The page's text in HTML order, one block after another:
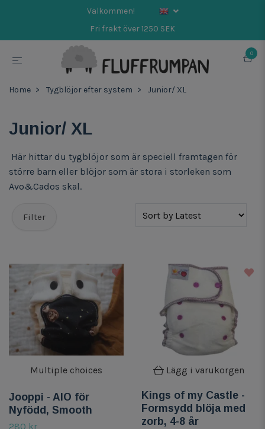
Välkommen!
Fri frakt över 1250 SEK
0
Home Tygblöjor efter system Junior/ XL
Junior/ XL
Här hittar du tygblöjor som är speciell framtagen för
större barn eller blöjor som är stora i storleken som
Avo&Cados skal.
Filter
Multiple choices
Jooppi - AIO för
Nyfödd, Smooth
280 kr
Lägg i varukorgen
Kings of my Castle -
Formsydd blöja med
zorb, 4-8 år